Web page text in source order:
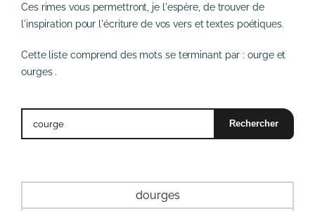
Ces rimes vous permettront, je l'espère, de trouver de
l'inspiration pour l'écriture de vos vers et textes poétiques.
Cette liste comprend des mots se terminant par :ourgeet
ourges.
dourges